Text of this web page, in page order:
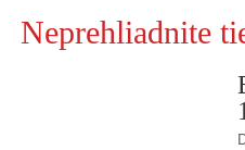
Neprehliadnite